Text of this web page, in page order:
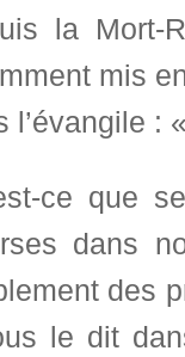
la Mort-
mis
l’évangile :
ce que
dans
des
le dit